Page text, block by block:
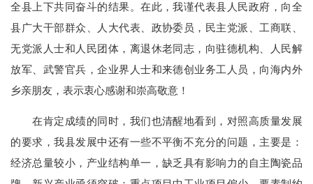
全县上下共同奋斗的结果。在此，我谨代表县人民政府，向全
县广大干部群众、人大代表、政协委员，民主党派、工商联、
无党派人士和人民团体，离退休老同志，向驻德机构、人民解
放军、武警官兵，企业界人士和来德创业务工人员，向海内外
乡亲朋友，表示衷心感谢和崇高敬意！
在肯定成绩的同时，我们也清醒地看到，对照高质量发展
的要求，我县发展中还有一些不平衡不充分的问题，主要是：
经济总量较小，产业结构单一，缺乏具有影响力的自主陶瓷品